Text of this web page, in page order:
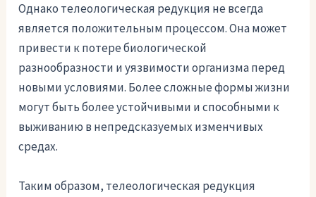
Однако телеологическая редукция не всегда
является положительным процессом. Она может
привести к потере биологической
разнообразности и уязвимости организма перед
новыми условиями. Более сложные формы жизни
могут быть более устойчивыми и способными к
выживанию в непредсказуемых изменчивых
средах.
Таким образом, телеологическая редукция